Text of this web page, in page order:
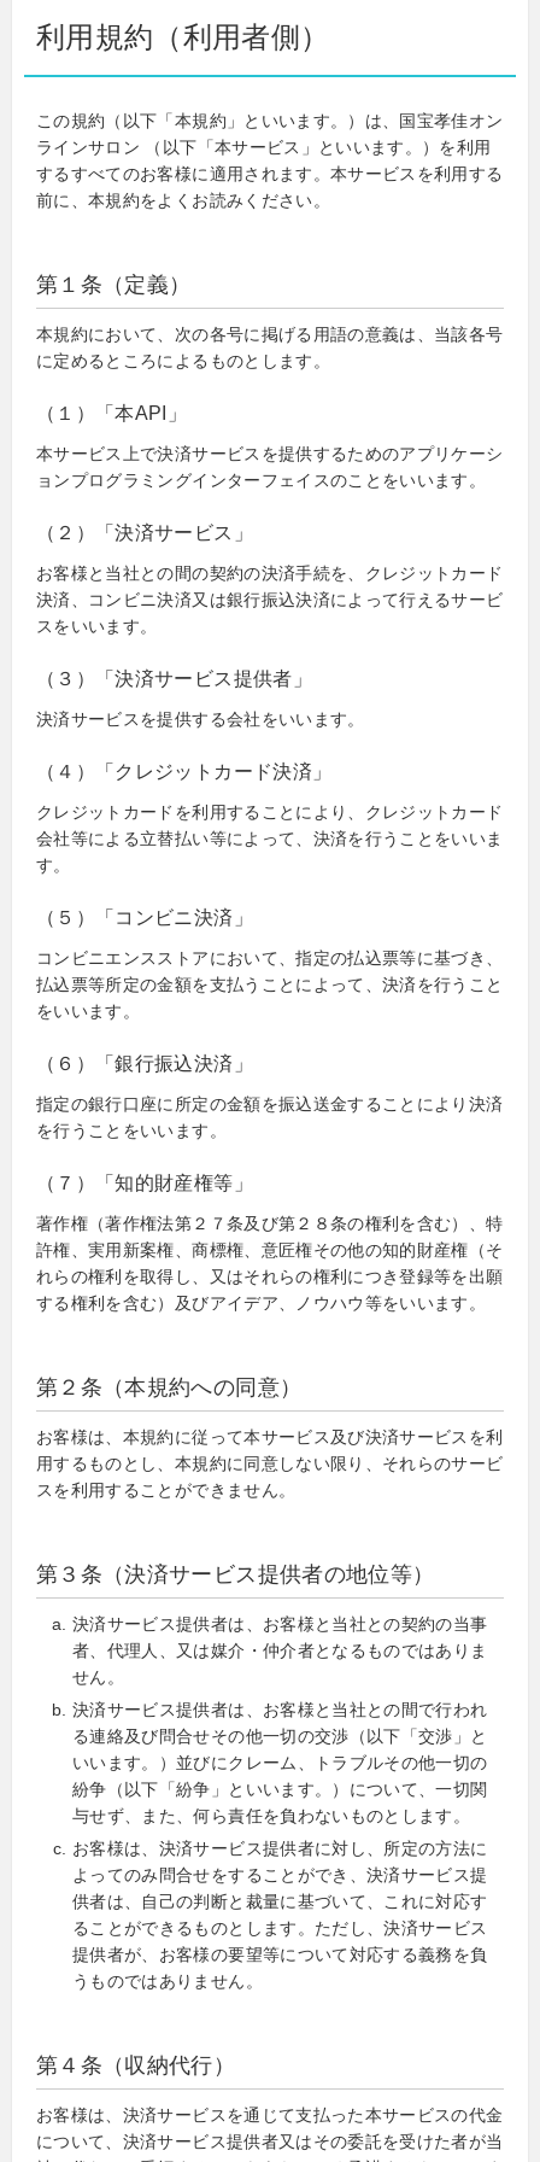
利用規約（利用者側）
この規約（以下「本規約」といいます。）は、国宝孝佳オン
ラインサロン （以下「本サービス」といいます。）を利用
するすべてのお客様に適用されます。本サービスを利用する
前に、本規約をよくお読みください。
第１条（定義）
本規約において、次の各号に掲げる用語の意義は、当該各号
に定めるところによるものとします。
（１）「本API」
本サービス上で決済サービスを提供するためのアプリケーシ
ョンプログラミングインターフェイスのことをいいます。
（２）「決済サービス」
お客様と当社との間の契約の決済手続を、クレジットカード
決済、コンビニ決済又は銀行振込決済によって行えるサービ
スをいいます。
（３）「決済サービス提供者」
決済サービスを提供する会社をいいます。
（４）「クレジットカード決済」
クレジットカードを利用することにより、クレジットカード
会社等による立替払い等によって、決済を行うことをいいま
す。
（５）「コンビニ決済」
コンビニエンスストアにおいて、指定の払込票等に基づき、
払込票等所定の金額を支払うことによって、決済を行うこと
をいいます。
（６）「銀行振込決済」
指定の銀行口座に所定の金額を振込送金することにより決済
を行うことをいいます。
（７）「知的財産権等」
著作権（著作権法第２７条及び第２８条の権利を含む）、特
許権、実用新案権、商標権、意匠権その他の知的財産権（そ
れらの権利を取得し、又はそれらの権利につき登録等を出願
する権利を含む）及びアイデア、ノウハウ等をいいます。
第２条（本規約への同意）
お客様は、本規約に従って本サービス及び決済サービスを利
用するものとし、本規約に同意しない限り、それらのサービ
スを利用することができません。
第３条（決済サービス提供者の地位等）
決済サービス提供者は、お客様と当社との契約の当事
者、代理人、又は媒介・仲介者となるものではありま
せん。
決済サービス提供者は、お客様と当社との間で行われ
る連絡及び問合せその他一切の交渉（以下「交渉」と
いいます。）並びにクレーム、トラブルその他一切の
紛争（以下「紛争」といいます。）について、一切関
与せず、また、何ら責任を負わないものとします。
お客様は、決済サービス提供者に対し、所定の方法に
よってのみ問合せをすることができ、決済サービス提
供者は、自己の判断と裁量に基づいて、これに対応す
ることができるものとします。ただし、決済サービス
提供者が、お客様の要望等について対応する義務を負
うものではありません。
第４条（収納代行）
お客様は、決済サービスを通じて支払った本サービスの代金
について、決済サービス提供者又はその委託を受けた者が当